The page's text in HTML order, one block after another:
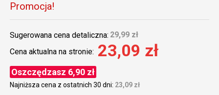
Promocja!
Sugerowana cena detaliczna: 29,99 zł
Cena aktualna na stronie: 23,09 zł
Oszczędzasz 6,90 zł
Najniższa cena z ostatnich 30 dni: 23,09 zł